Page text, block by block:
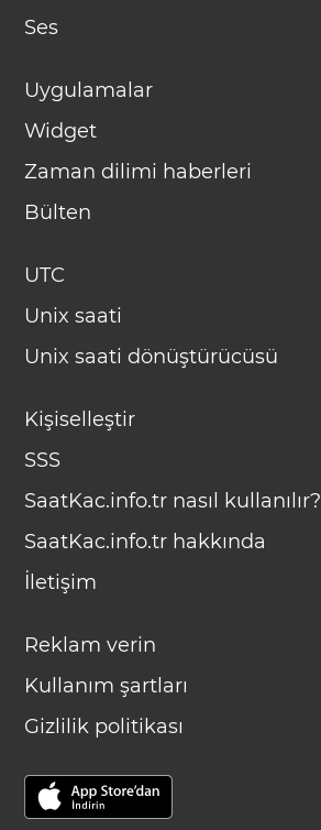
Ses
Uygulamalar
Widget
Zaman dilimi haberleri
Bülten
UTC
Unix saati
Unix saati dönüştürücüsü
Kişiselleştir
SSS
SaatKac.info.tr nasıl kullanılır?
SaatKac.info.tr hakkında
İletişim
Reklam verin
Kullanım şartları
Gizlilik politikası